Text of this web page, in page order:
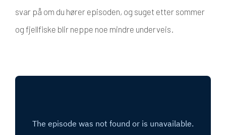
svar på om du hører episoden, og suget etter sommer
og fjellfiske blir neppe noe mindre underveis.